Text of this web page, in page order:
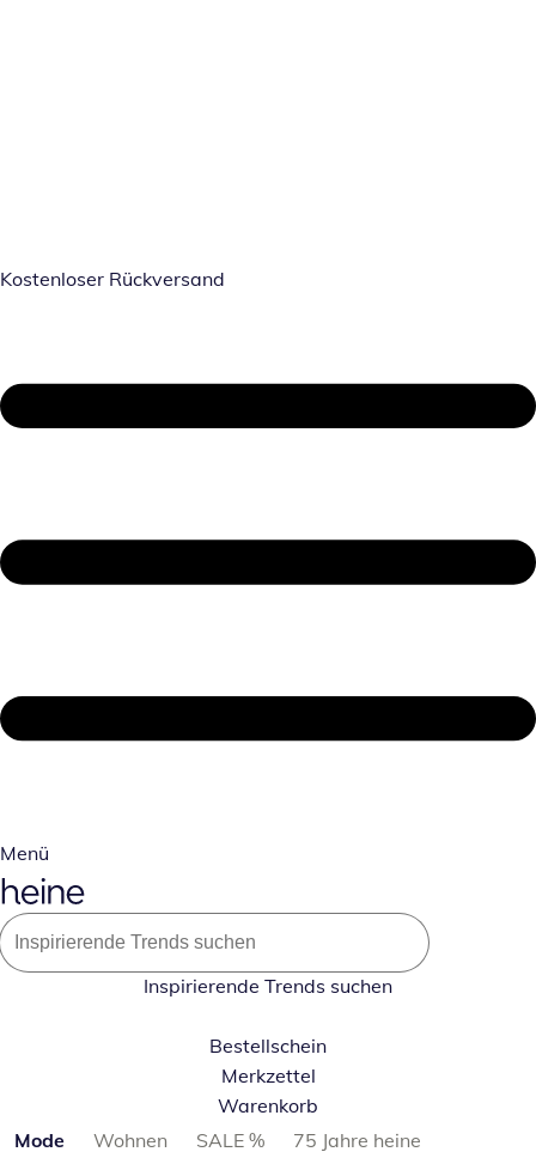
Kostenloser Rückversand
Menü
Inspirierende Trends suchen
Bestellschein
Merkzettel
Warenkorb
Produktkategorien überspringen
Mode Wohnen SALE %
75 Jahre heine